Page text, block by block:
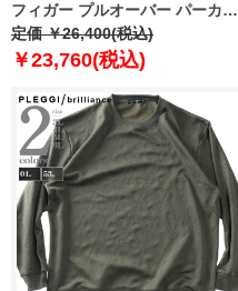
フィガー プルオーバー パーカー
USA直輸入 mw0mw10752
定価 ￥26,400(税込)
￥23,760(税込)